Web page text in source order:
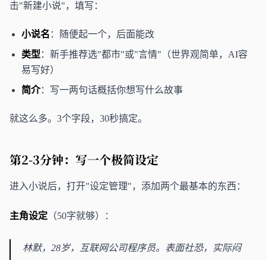
击"新建小说"，填写：
小说名 ：随便起一个，后面能改
类型 ：新手推荐选"都市"或"言情"（世界观简单，AI容
易写好）
简介：写一两句话概括你想写什么故事
就这么多。3个字段，30秒搞定。
第2-3分钟：写一个极简设定
进入小说后，打开"设定管理"，添加两个最基本的东西：
主角设定 （50字就够）：
林默，28岁，互联网公司程序员。表面社恐，实际闷